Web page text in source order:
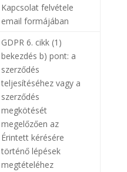
Kapcsolat felvétele
email formájában
GDPR 6. cikk (1)
bekezdés b) pont: a
szerződés
teljesítéséhez vagy a
szerződés
megkötését
megelőzően az
Érintett kérésére
történő lépések
megtételéhez